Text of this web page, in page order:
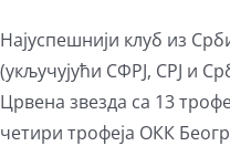
Најуспешнији клуб из
(укључујући СФРЈ, СРЈ и
Црвена звезда са 13
четири трофеја ОКК